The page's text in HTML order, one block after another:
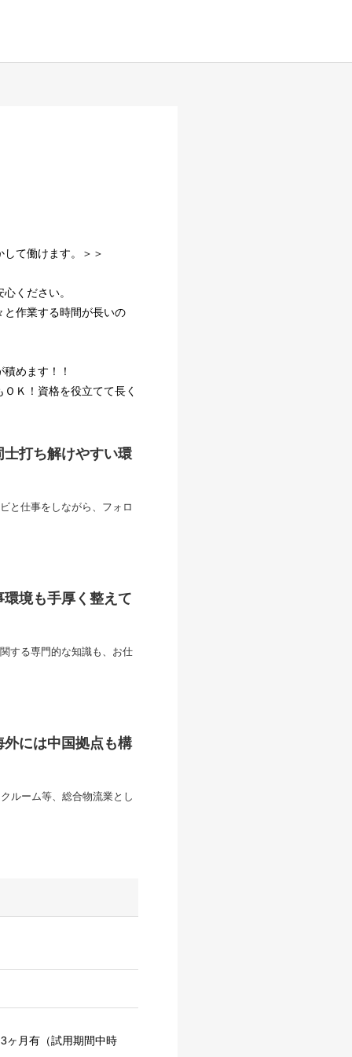
て働けます。＞＞
ください。
作業する時間が長いの
めます！！
Ｋ！資格を役立てて長く
打ち解けやすい環
と仕事をしながら、フォロ
境も手厚く整えて
する専門的な知識も、お仕
には中国拠点も構
ルーム等、総合物流業とし
月有（試用期間中時